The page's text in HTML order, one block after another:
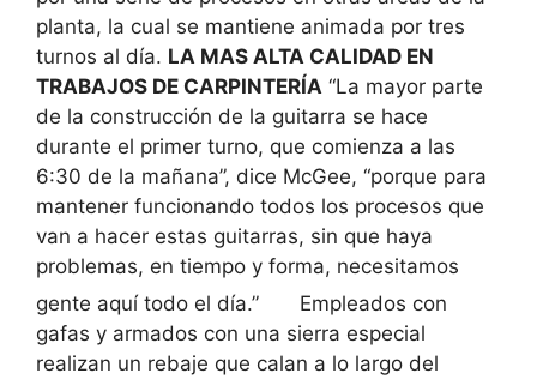
planta, la cual se mantiene animada por tres
turnos al día. LA MAS ALTA CALIDAD EN
TRABAJOS DE CARPINTERÍA “La mayor parte
de la construcción de la guitarra se hace
durante el primer turno, que comienza a las
6:30 de la mañana”, dice McGee, “porque para
mantener funcionando todos los procesos que
van a hacer estas guitarras, sin que haya
problemas, en tiempo y forma, necesitamos
gente aquí todo el día.”
Empleados con
gafas y armados con una sierra especial
realizan un rebaje que calan a lo largo del